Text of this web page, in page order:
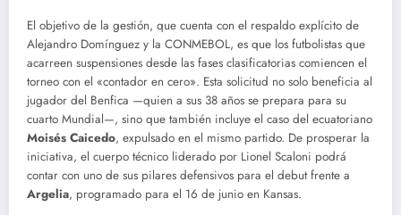
El objetivo de la gestión, que cuenta con el respaldo explícito de
Alejandro Domínguez y la CONMEBOL, es que los futbolistas que
acarreen suspensiones desde las fases clasificatorias comiencen el
torneo con el «contador en cero». Esta solicitud no solo beneficia al
jugador del Benfica —quien a sus 38 años se prepara para su
cuarto Mundial—, sino que también incluye el caso del ecuatoriano
Moisés Caicedo, expulsado en el mismo partido. De prosperar la
iniciativa, el cuerpo técnico liderado por Lionel Scaloni podrá
contar con uno de sus pilares defensivos para el debut frente a
Argelia, programado para el 16 de junio en Kansas.